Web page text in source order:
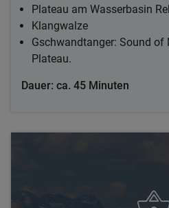
Plateau am Wasserbasin
Klangwalze
Gschwandtanger: Sound of
Plateau.
Dauer: ca. 45 Minuten